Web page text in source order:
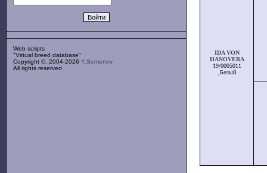
Web scripts
''Virtual breed database''
Copyright ©, 2004-2026 Y.Semenov
All rights reserved.
IDA VON
HANOVERA
19/0005011
,Белый